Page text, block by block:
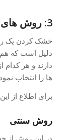
3: روش های خشک کردن میوه ها
خشک کردن یک
دلیل است که
دارند و هر
ها را انتخاب نمود
برای اطلاع از
روش سنتی
در این روش از